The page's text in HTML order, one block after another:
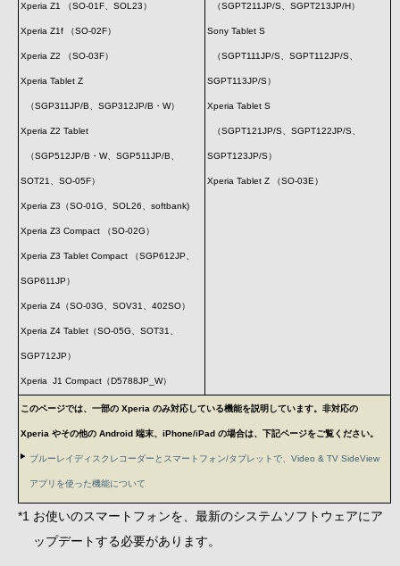
Xperia Z1 （SO-01F、SOL23）
Xperia Z1f （SO-02F）
Xperia Z2 （SO-03F）
Xperia Tablet Z
（SGP311JP/B、SGP312JP/B・W）
Xperia Z2 Tablet
（SGP512JP/B・W、SGP511JP/B、
SOT21、SO-05F）
Xperia Z3（SO-01G、SOL26、softbank)
Xperia Z3 Compact （SO-02G）
Xperia Z3 Tablet Compact （SGP612JP、
SGP611JP）
Xperia Z4（SO-03G、SOV31、402SO）
Xperia Z4 Tablet（SO-05G、SOT31、
SGP712JP）
Xperia J1 Compact（D5788JP_W）
（SGPT211JP/S、SGPT213JP/H）
Sony Tablet S
（SGPT111JP/S、SGPT112JP/S、
SGPT113JP/S）
Xperia Tablet S
（SGPT121JP/S、SGPT122JP/S、
SGPT123JP/S）
Xperia Tablet Z （SO-03E）
このページでは、一部の Xperia のみ対応している機能を説明しています。非対応の
Xperia やその他の Android 端末、iPhone/iPad の場合は、下記ページをご覧ください。
ブルーレイディスクレコーダーとスマートフォン/タブレットで、Video & TV SideView
アプリを使った機能について
*1 お使いのスマートフォンを、最新のシステムソフトウェアにア
ップデートする必要があります。